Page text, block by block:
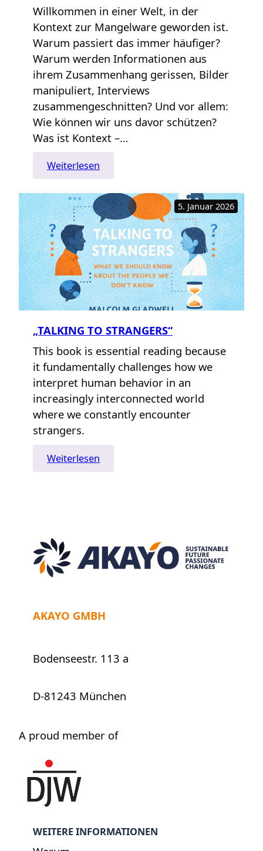
Willkommen in einer Welt, in der
Kontext zur Mangelware geworden ist.
Warum passiert das immer häufiger?
Warum werden Informationen aus
ihrem Zusammenhang gerissen, Bilder
manipuliert, Interviews
zusammengeschnitten? Und vor allem:
Wie können wir uns davor schützen?
Was ist Kontext –…
Weiterlesen
Kontext
bitte!
Warum
Zusammenhänge
so
wichtig
sind
5. Januar 2026
„TALKING TO STRANGERS“
This book is essential reading because
it fundamentally challenges how we
interpret human behavior in an
increasingly interconnected world
where we constantly encounter
strangers.
Weiterlesen
„Talking
AKAYO GMBH
Bodenseestr. 113 a
D-81243 München
A proud member of
WEITERE INFORMATIONEN